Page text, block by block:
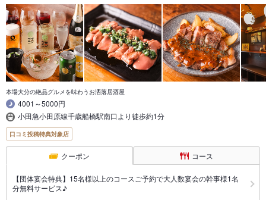
本場大分の絶品グルメを味わうお洒落居酒屋
4001～5000円
小田急小田原線千歳船橋駅南口より徒歩約1分
口コミ投稿特典対象店
クーポン コース
【団体宴会特典】15名様以上のコースご予約で大人数宴会の幹事様1名
分無料サービス♪